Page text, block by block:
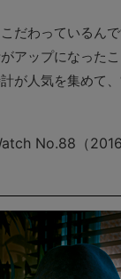
だわっているん
アップになった
が人気を集めて
No.88（